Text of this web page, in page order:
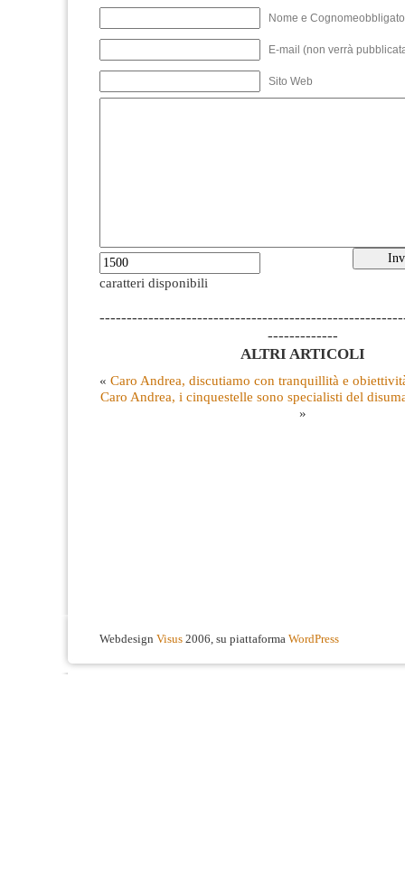
Nome e
E-mail (non verrà
Sito Web
caratteri disponibili
-------------
ALTRI ARTICOLI
« Caro Andrea, discutiamo con tranquillità e
Caro Andrea, i cinquestelle sono specialisti del
»
Webdesign Visus 2006, su piattaforma WordPress